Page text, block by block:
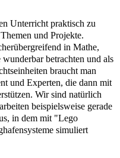
Unterricht praktisch zu
und Projekte.
in Mathe,
betrachten und als
braucht man
und Experten, die dann mit
Wir sind natürlich
beispielsweise gerade
in dem mit "Lego
simuliert